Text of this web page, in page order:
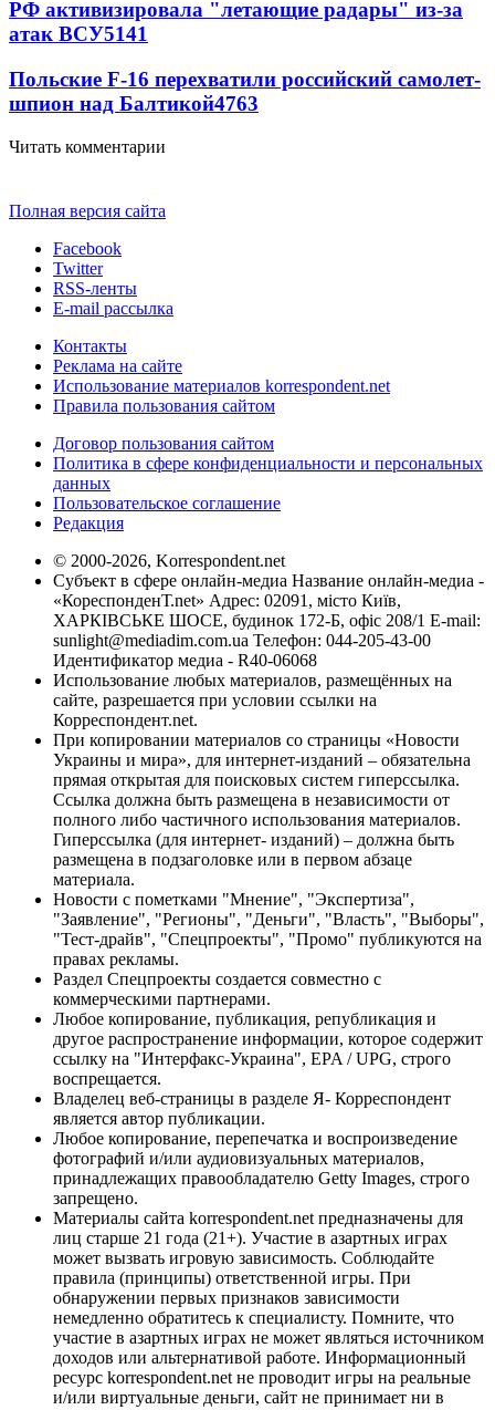
РФ активизировала "летающие радары" из-за
атак ВСУ5141
Польские F-16 перехватили российский самолет-
шпион над Балтикой4763
Читать комментарии
Полная версия сайта
Facebook
Twitter
RSS-ленты
E-mail рассылка
Контакты
Реклама на сайте
Использование материалов korrespondent.net
Правила пользования сайтом
Договор пользования сайтом
Политика в сфере конфиденциальности и персональных
данных
Пользовательское соглашение
Редакция
© 2000-2026, Korrespondent.net
Субъект в сфере онлайн-медиа Название онлайн-медиа -
«КореспонденТ.net» Адрес: 02091, місто Київ,
ХАРКІВСЬКЕ ШОСЕ, будинок 172-Б, офіс 208/1 E-mail:
sunlight@mediadim.com.ua Телефон: 044-205-43-00
Идентификатор медиа - R40-06068
Использование любых материалов, размещённых на
сайте, разрешается при условии ссылки на
Корреспондент.net.
При копировании материалов со страницы «Новости
Украины и мира», для интернет-изданий – обязательна
прямая открытая для поисковых систем гиперссылка.
Ссылка должна быть размещена в независимости от
полного либо частичного использования материалов.
Гиперссылка (для интернет- изданий) – должна быть
размещена в подзаголовке или в первом абзаце
материала.
Новости с пометками "Мнение", "Экспертиза",
"Заявление", "Регионы", "Деньги", "Власть", "Выборы",
"Тест-драйв", "Спецпроекты", "Промо" публикуются на
правах рекламы.
Раздел Спецпроекты создается совместно с
коммерческими партнерами.
Любое копирование, публикация, републикация и
другое распространение информации, которое содержит
ссылку на "Интерфакс-Украина", EPA / UPG, строго
воспрещается.
Владелец веб-страницы в разделе Я- Корреспондент
является автор публикации.
Любое копирование, перепечатка и воспроизведение
фотографий и/или аудиовизуальных материалов,
принадлежащих правообладателю Getty Images, строго
запрещено.
Материалы сайта korrespondent.net предназначены для
лиц старше 21 года (21+). Участие в азартных играх
может вызвать игровую зависимость. Соблюдайте
правила (принципы) ответственной игры. При
обнаружении первых признаков зависимости
немедленно обратитесь к специалисту. Помните, что
участие в азартных играх не может являться источником
доходов или альтернативой работе. Информационный
ресурс korrespondent.net не проводит игры на реальные
и/или виртуальные деньги, сайт не принимает ни в